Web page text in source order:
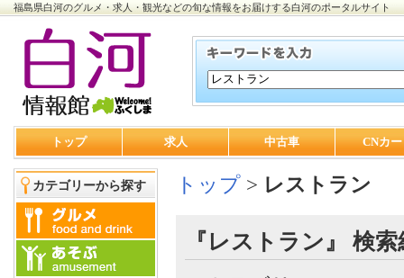
福島県白河のグルメ・求人・観光などの旬な情報をお届けする白河のポータルサイト
トップ 求人 中古車 CNカ
カテゴリーから探す トップ > レストラン
『レストラン』 検